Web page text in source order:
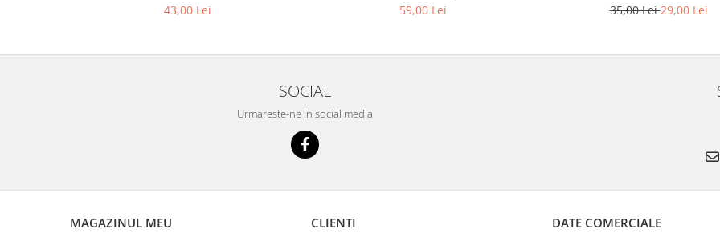
43,00 Lei
59,00 Lei
35,00 Lei29,00 Lei
SOCIAL
Urmareste-ne in social media
MAGAZINUL MEU CLIENTI DATE COMERCIALE